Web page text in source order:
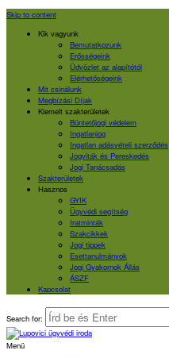
Skip to content
Kik vagyunk
Bemutatkozunk
Erősségeink
Üdvözlet az alapítótól
Elérhetőségeink
Mit csinálunk
Megbízási Díjak
Kiemelt szakterületek
Büntetőjogi védelem
Ingatlanjog
Ingatlan adásvételi szerződés
Jogviták és Pereskedés
Jogi Tanácsadás
Szakterületek
Hasznos
GYIK
Ügyvédi segítség
Iratminták
Szakcikkek
Jogi tippek
Esettanulmányok
Jogi Gyakornok Állás
ÁSZF
Kapcsolat
Search for:
Menü